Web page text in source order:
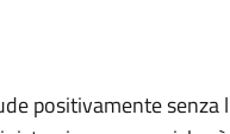
positivamente senza